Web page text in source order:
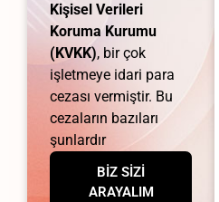
Kişisel Verileri
Koruma Kurumu
(KVKK), bir çok
işletmeye idari para
cezası vermiştir. Bu
cezaların bazıları
şunlardır
BİZ SİZİ
ARAYALIM